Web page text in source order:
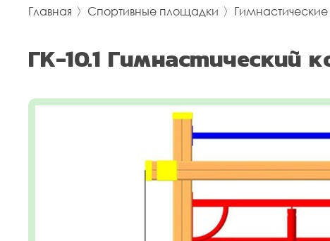
Главная 〉 Спортивные площадки 〉
ГК-10.1 Гимнастический